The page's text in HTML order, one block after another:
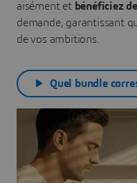
aisément et bénéficiez
demande, garantissant
de vos ambitions.
Quel bundle